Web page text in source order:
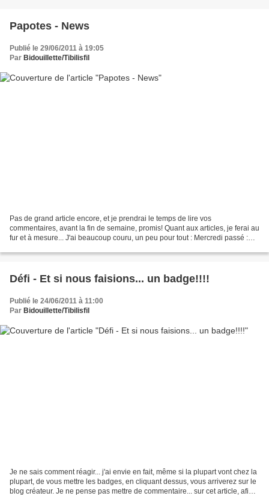
Papotes - News
Publié le 29/06/2011 à 19:05
Par Bidouillette/Tibilisfil
Pas de grand article encore, et je prendrai le temps de lire vos
commentaires, avant la fin de semaine, promis! Quant aux articles, je ferai au
fur et à mesure... J'ai beaucoup couru, un peu pour tout : Mercredi passé :
Défi - Et si nous faisions... un badge!!!!
Publié le 24/06/2011 à 11:00
Par Bidouillette/Tibilisfil
Je ne sais comment réagir... j'ai envie en fait, même si la plupart vont chez la
plupart, de vous mettre les badges, en cliquant dessus, vous arriverez sur le
blog créateur. Je ne pense pas mettre de commentaire... sur cet article, afin